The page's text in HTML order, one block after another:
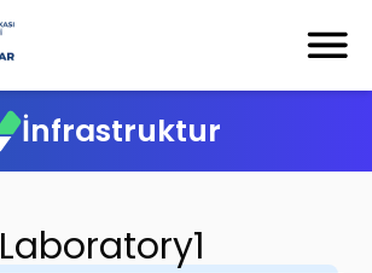
İnfrastruktur
Laboratory1